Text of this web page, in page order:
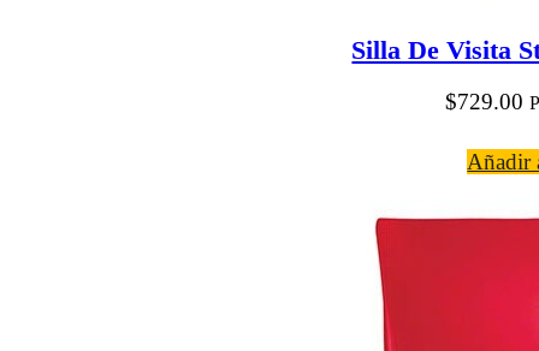
Silla De Visita
$729.00
Añadir